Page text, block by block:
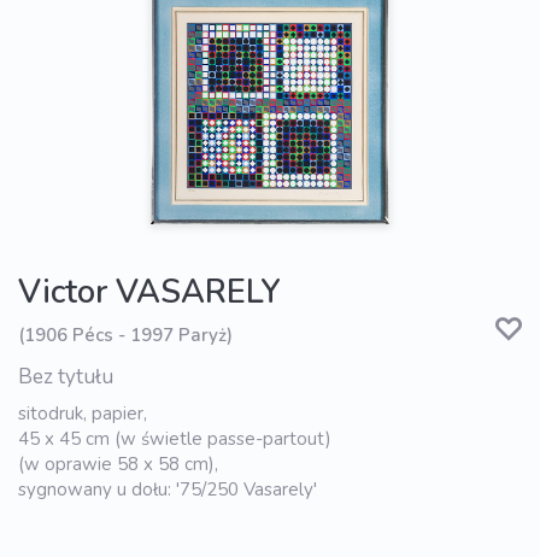
Victor VASARELY
(1906 Pécs - 1997 Paryż)
Bez tytułu
sitodruk, papier,
45 x 45 cm (w świetle passe-partout)
(w oprawie 58 x 58 cm),
sygnowany u dołu: '75/250 Vasarely'